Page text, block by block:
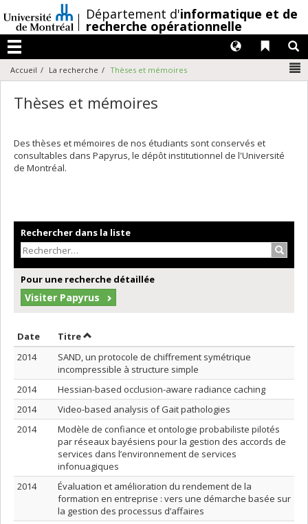
au
contenu
/Département d'informatique et de
recherche opérationnelle
Menu
Liens
Langues
Accueil La recherche Thèses et mémoires
Thèses et mémoires
Des thèses et mémoires de nos étudiants sont conservés et
consultables dans Papyrus, le dépôt institutionnel de l'Université
de Montréal.
Rechercher dans la liste
Pour une recherche détaillée
Visiter Papyrus
Date Trier par date en ordre croissant
TitreTrier par titre en ordre croissant
2014
SAND, un protocole de chiffrement symétrique
incompressible à structure simple
2014
Hessian-based occlusion-aware radiance caching
2014
Video-based analysis of Gait pathologies
2014
Modèle de confiance et ontologie probabiliste pilotés
par réseaux bayésiens pour la gestion des accords de
services dans l’environnement de services
infonuagiques
2014
Évaluation et amélioration du rendement de la
formation en entreprise : vers une démarche basée sur
la gestion des processus d’affaires